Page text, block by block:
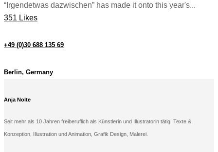
“Irgendetwas dazwischen” has made it onto this year's...
351 Likes
+49 (0)30 688 135 69
Berlin, Germany
Anja Nolte
Seit mehr als 10 Jahren freiberuflich als Künstlerin und Illustratorin tätig. Texte &
Konzeption, Illustration und Animation, Grafik Design, Malerei.